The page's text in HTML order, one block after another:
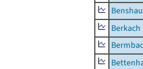
Berkach